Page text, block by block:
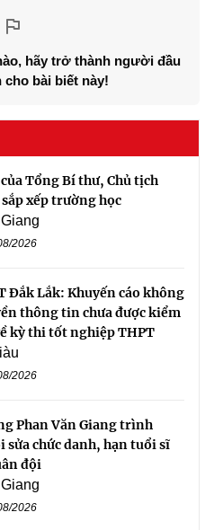
hãy trở thành người đầu
cho bài biết này!
của Tổng Bí thư, Chủ tịch
xếp trường học
2026
Đắk Lắk: Khuyến cáo không
thông tin chưa được kiểm
kỳ thi tốt nghiệp THPT
2026
Phan Văn Giang trình
sửa chức danh, hạn tuổi sĩ
đội
2026